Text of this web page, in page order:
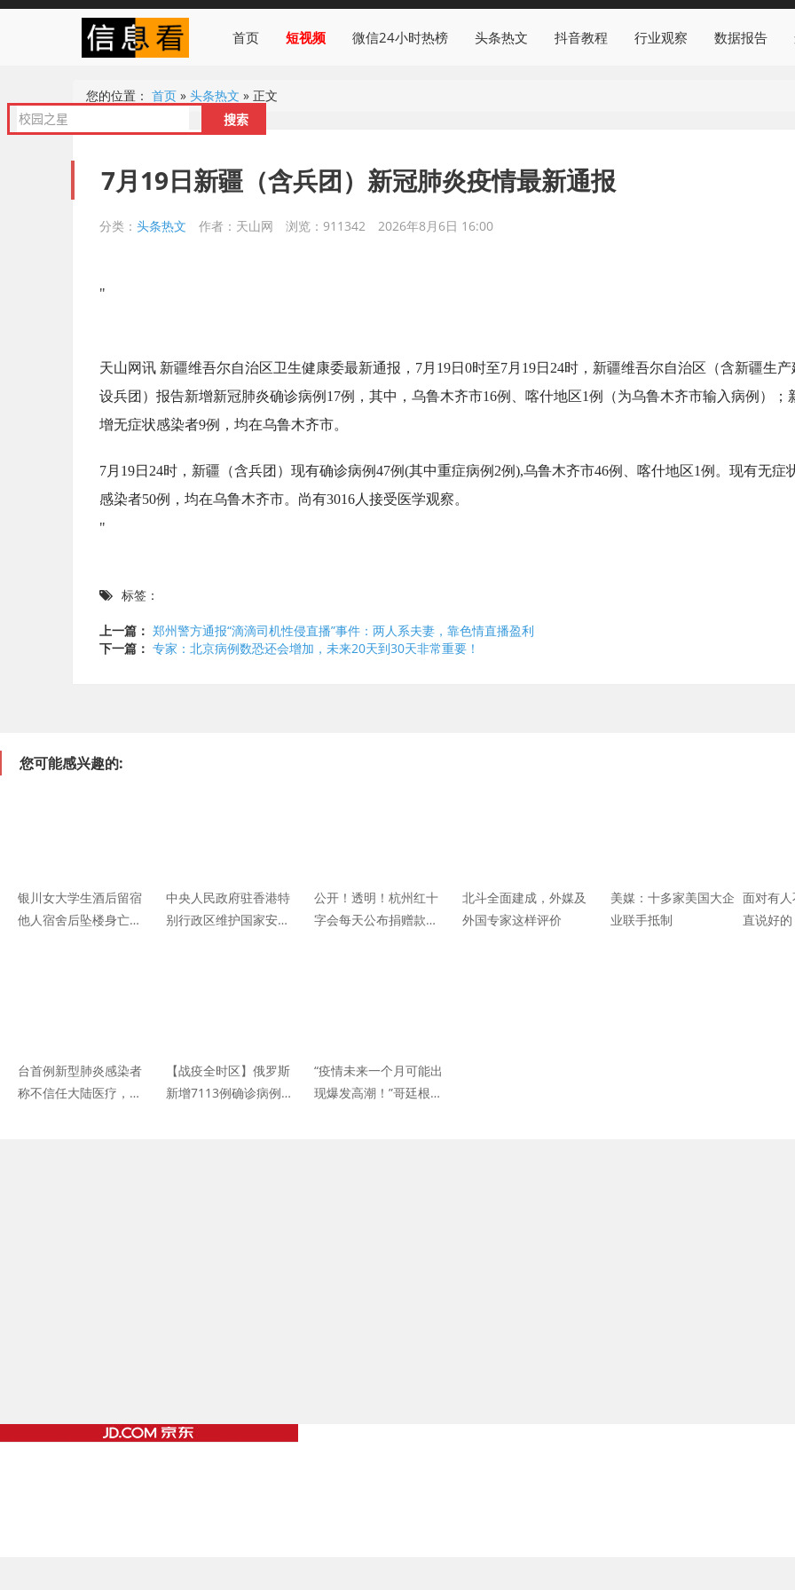
首页 短视频 微信24小时热榜 头条热文 抖音教程 行业观察 数据报告
您的位置： 首页 » 头条热文 » 正文
7月19日新疆（含兵团）新冠肺炎疫情最新通报
分类： 头条热文 作者：天山网 浏览：911342 2026年8月6日 16:00
"
天山网讯 新疆维吾尔自治区卫生健康委最新通报，7月19日0时至7月19日24时，新疆维吾尔自治区（含新疆生产
设兵团）报告新增新冠肺炎确诊病例17例，其中，乌鲁木齐市16例、喀什地区1例（为乌鲁木齐市输入病例）；
增无症状感染者9例，均在乌鲁木齐市。
7月19日24时，新疆（含兵团）现有确诊病例47例(其中重症病例2例),乌鲁木齐市46例、喀什地区1例。现有无症
感染者50例，均在乌鲁木齐市。尚有3016人接受医学观察。
"
标签：
上一篇： 郑州警方通报“滴滴司机性侵直播”事件：两人系夫妻，靠色情直播盈利
下一篇： 专家：北京病例数恐还会增加，未来20天到30天非常重要！
您可能感兴趣的:
银川女大学生酒后留宿
他人宿舍后坠楼身亡，
中央人民政府驻香港特
别行政区维护国家安全
公开！透明！杭州红十
字会每天公布捐赠款物
北斗全面建成，外媒及
外国专家这样评价
美媒：十多家美国大企
业联手抵制
面对有
直说好
台首例新型肺炎感染者
称不信任大陆医疗，致
【战疫全时区】俄罗斯
新增7113例确诊病例
“疫情未来一个月可能出
现爆发高潮！”哥廷根大